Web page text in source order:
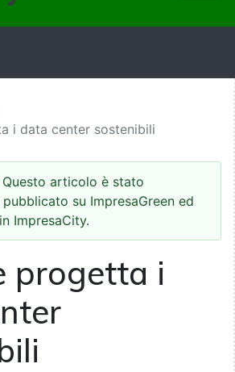
i data center sostenibili
Questo articolo è stato
su ImpresaGreen ed
ImpresaCity.
progetta i